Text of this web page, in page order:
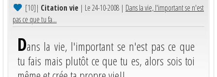
[10]| Citation vie | Le 24-10-2008 | Dans la vie, l'important se n'est
pas ce que tu fa...
Dans la vie, l'important se n'est pas ce que
tu fais mais plutôt ce que tu es, alors sois toi